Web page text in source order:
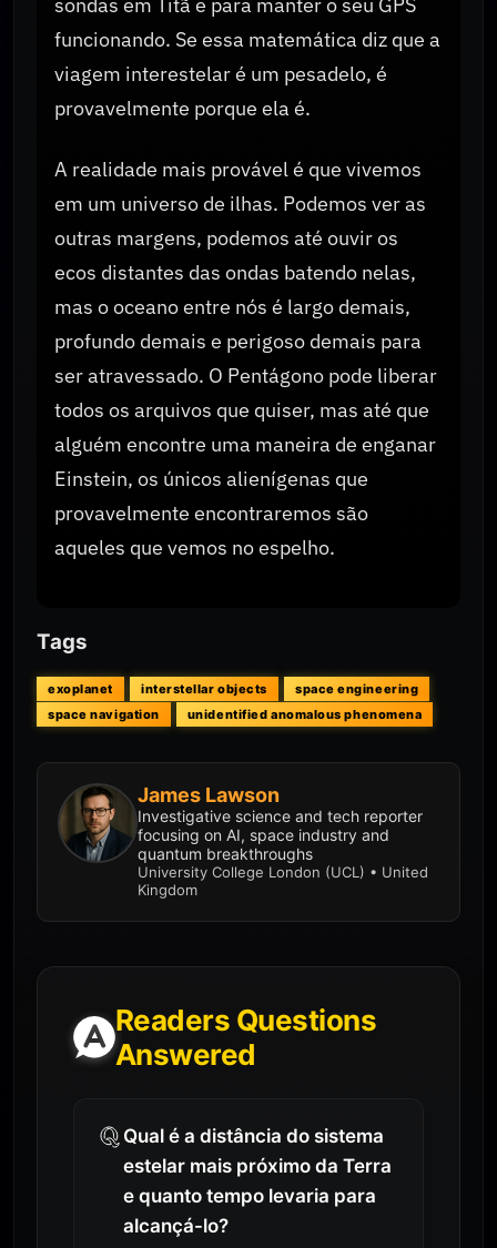
sondas em Titã e para manter o seu GPS
funcionando. Se essa matemática diz que a
viagem interestelar é um pesadelo, é
provavelmente porque ela é.
A realidade mais provável é que vivemos
em um universo de ilhas. Podemos ver as
outras margens, podemos até ouvir os
ecos distantes das ondas batendo nelas,
mas o oceano entre nós é largo demais,
profundo demais e perigoso demais para
ser atravessado. O Pentágono pode liberar
todos os arquivos que quiser, mas até que
alguém encontre uma maneira de enganar
Einstein, os únicos alienígenas que
provavelmente encontraremos são
aqueles que vemos no espelho.
Tags
exoplanet interstellar objects
space engineering
space navigation
unidentified anomalous phenomena
James Lawson
Investigative science and tech reporter
focusing on AI, space industry and
quantum breakthroughs
University College London (UCL) • United
Kingdom
Readers Questions
Answered
Qual é a distância do sistema
estelar mais próximo da Terra
e quanto tempo levaria para
alcançá-lo?